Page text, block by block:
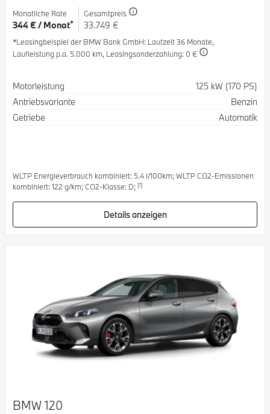
Monatliche Rate
344 € / Monat*
Gesamtpreis
33.749 €
*Leasingbeispiel der BMW Bank GmbH: Laufzeit 36 Monate,
Laufleistung p.a. 5.000 km, Leasingsonderzahlung: 0 €
Spezifikation
Motorleistung
125 kW (170 PS)
Antriebsvariante
Benzin
Getriebe
Automatik
WLTP Energieverbrauch kombiniert: 5.4 l/100km; WLTP CO2-Emissionen
kombiniert: 122 g/km; CO2-Klasse: D; [1]
Details anzeigen
BMW 120